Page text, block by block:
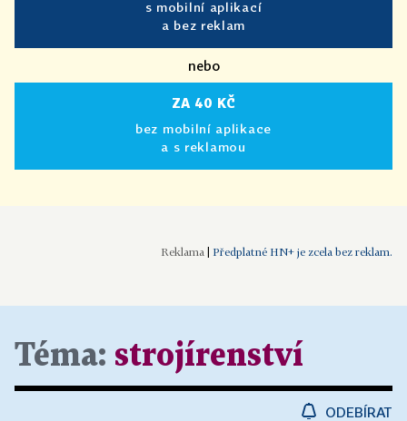
s mobilní aplikací
a bez reklam
nebo
ZA 40 KČ
bez mobilní aplikace
a s reklamou
Předplatné HN+ je zcela bez reklam.
Téma: strojírenství
ODEBÍRAT